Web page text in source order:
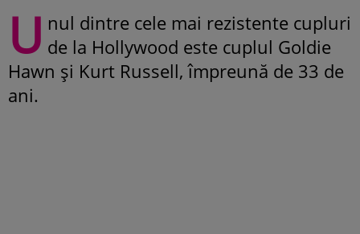
U nul dintre cele mai rezistente cupluri
de la Hollywood este cuplul Goldie
Hawn și Kurt Russell, împreună de 33 de
ani.